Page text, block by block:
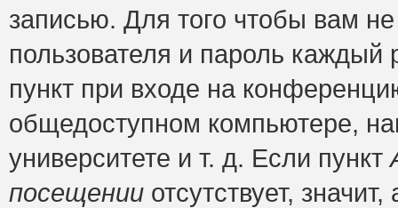
записью. Для того чтобы вам
пользователя и пароль
пункт при входе на
общедоступном компьютере,
университете и т. д. Если пункт
посещении отсутствует,